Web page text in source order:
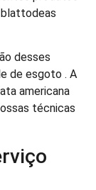
blattodeas
desses
de esgoto . A
americana
técnicas